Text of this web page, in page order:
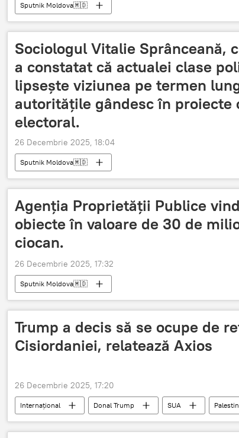
Sputnik Moldova🇲🇩
Sociologul Vitalie Sprânceană,
a constatat că actualei clase
lipsește viziunea pe termen
autoritățile gândesc în proiecte
electoral.
26 Decembrie 2025, 18:04
Sputnik Moldova🇲🇩
Agenția Proprietății Publice
obiecte în valoare de 30 de
ciocan.
26 Decembrie 2025, 17:32
Sputnik Moldova🇲🇩
Trump a decis să se ocupe de
Cisiordaniei, relatează Axios
26 Decembrie 2025, 17:20
Internațional Donal Trump SUA